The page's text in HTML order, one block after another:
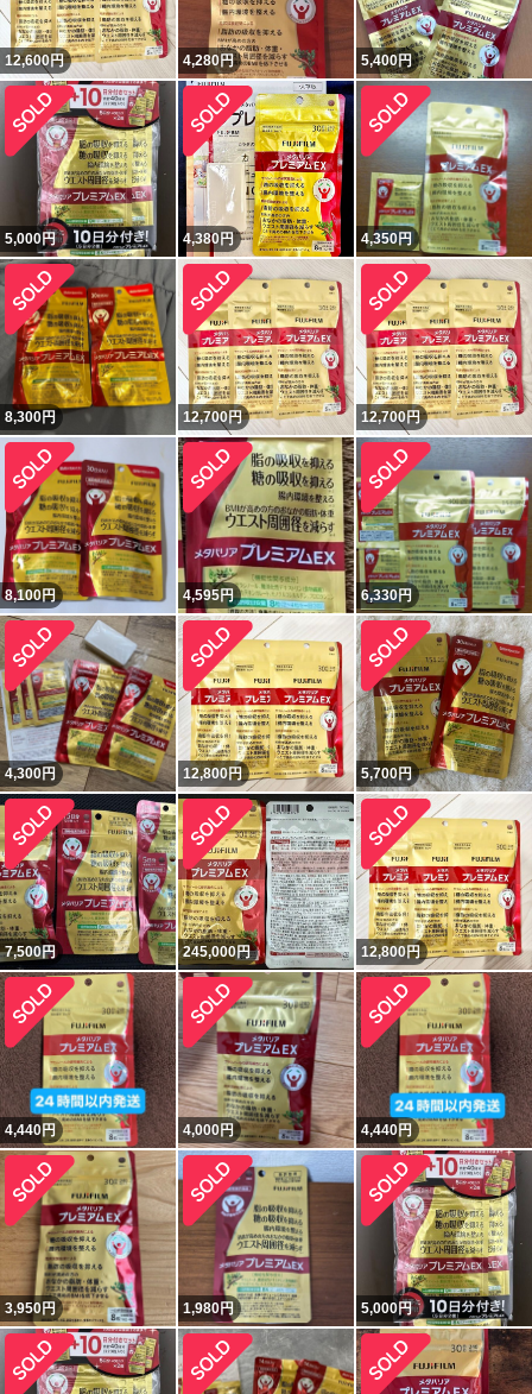
12,600円 4,280円 5,400円
5,000円 4,380円 4,350円
8,300円 12,700円 12,700円
8,100円 4,595円 6,330円
4,300円 12,800円 5,700円
7,500円 245,000円 12,800円
4,440円 4,000円 4,440円
3,950円 1,980円 5,000円